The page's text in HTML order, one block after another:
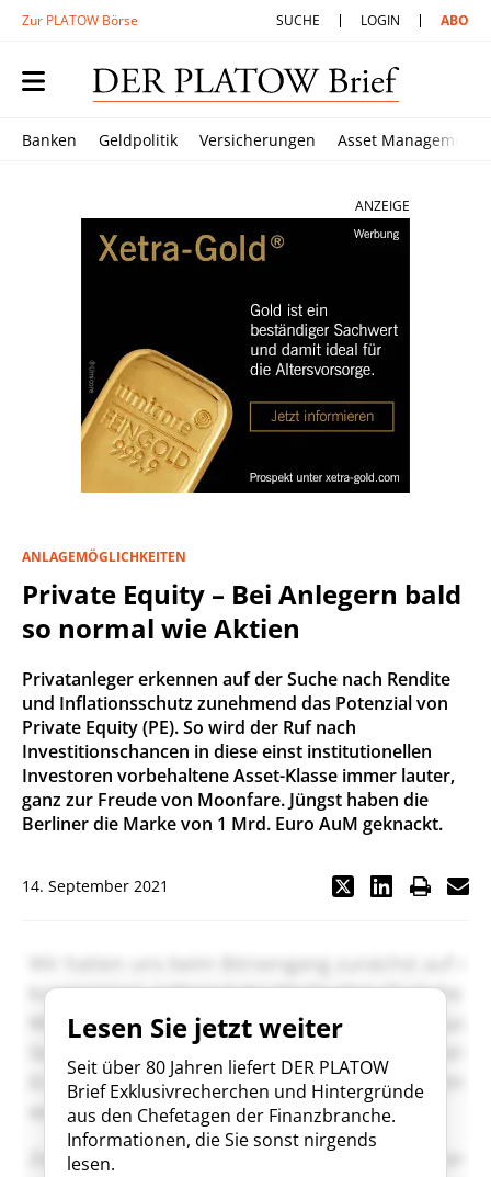
Zur PLATOW Börse SUCHE LOGIN ABO
Banken Geldpolitik Versicherungen Asset Management
ANZEIGE
ANLAGEMÖGLICHKEITEN
Private Equity – Bei Anlegern bald
so normal wie Aktien
Privatanleger erkennen auf der Suche nach Rendite
und Inflationsschutz zunehmend das Potenzial von
Private Equity (PE). So wird der Ruf nach
Investitionschancen in diese einst institutionellen
Investoren vorbehaltene Asset-Klasse immer lauter,
ganz zur Freude von Moonfare. Jüngst haben die
Berliner die Marke von 1 Mrd. Euro AuM geknackt.
14. September 2021
Lesen Sie jetzt weiter
Seit über 80 Jahren liefert DER PLATOW
Brief Exklusivrecherchen und Hintergründe
aus den Chefetagen der Finanzbranche.
Informationen, die Sie sonst nirgends
lesen.